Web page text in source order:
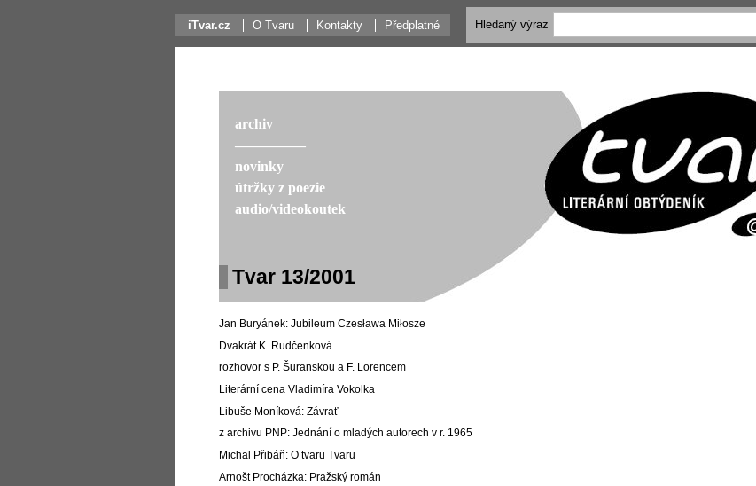
iTvar.cz O Tvaru Kontakty Předplatné
Tvar 13/2001
Jan Buryánek: Jubileum Czesława Miłosze
Dvakrát K. Rudčenková
rozhovor s P. Šuranskou a F. Lorencem
Literární cena Vladimíra Vokolka
Libuše Moníková: Závrať
z archivu PNP: Jednání o mladých autorech v r. 1965
Michal Přibáň: O tvaru Tvaru
Arnošt Procházka: Pražský román
archiv
––––––––––
novinky
útržky z poezie
audio/videokoutek
Hledaný výraz